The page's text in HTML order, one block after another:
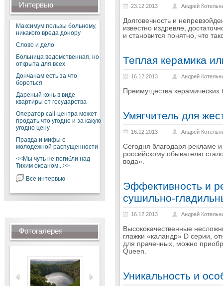
Интервью
Максимум пользы больному,
никакого вреда донору
Слово и дело
Больница ведомственная, но
открыта для всех
Дончанам есть за что
бороться
Дареный конь в виде
квартиры от государства
Оператор call-центра может
продать что угодно и за какую
угодно цену
Правда и мифы о
молодежной распущенности
<<Мы чуть не погибли над
Тихим океаном...>>
Все интервью
Фотогалерея
23.12.2013 Андрей
Долговечность и
известно издревле,
и становится понятно, что
Теплая керамика
16.12.2013 Андрей
Преимущества керамических
Умягчитель для
16.12.2013 Андрей
Сегодня благодаря рекламе
российскому обывателю
вода».
Эффективность и
сушильно-
16.12.2013 Андрей
Высококачественные
глажки «каландр» D серии,
для прачечных, можно
Queen.
Уникальность и